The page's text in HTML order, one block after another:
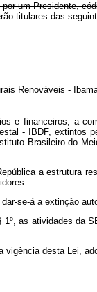
um Presidente,
titulares das
Renováveis -
e financeiros, a
- IBDF, extintos
Brasileiro do
a estrutura
se-á a extinção
as atividades da
desta Lei,